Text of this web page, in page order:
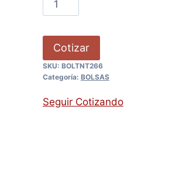
Cotizar
SKU: BOLTNT266
Categoría: BOLSAS
Seguir Cotizando